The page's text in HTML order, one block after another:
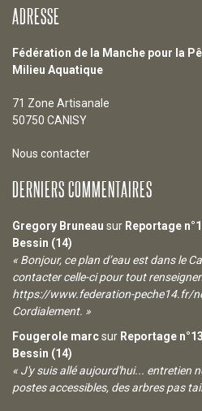
ADRESSE
Fédération de la Manche pour la
Milieu Aquatique
71 Zone Artisanale
50750 CANISY
Nous contacter
DERNIERS COMMENTAIRES
Gregory Bruneau sur Reportage
Bessin (14)
« Bonjour, ce plan d’eau est dans le
contacter celle-ci pour tout
https://www.federation-peche14.fr/
Cordialement. »
Fougerole marcsur Reportage
Bessin (14)
« J'y suis allé aujourd'hui... entretien
postes accessibles, des arbres pas